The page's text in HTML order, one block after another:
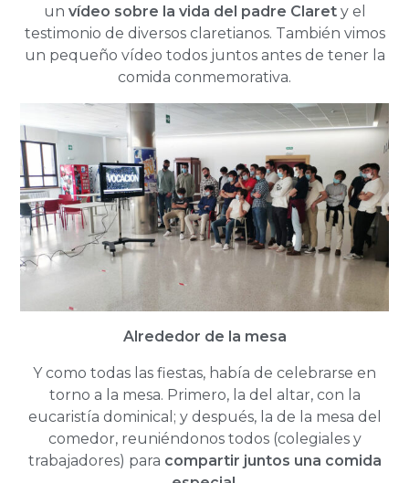
un vídeo sobre la vida del padre Clarety el
testimonio de diversos claretianos. También vimos
un pequeño vídeo todos juntos antes de tener la
comida conmemorativa.
Alrededor de la mesa
Y como todas las fiestas, había de celebrarse en
torno a la mesa. Primero, la del altar, con la
eucaristía dominical; y después, la de la mesa del
comedor, reuniéndonos todos (colegiales y
trabajadores) para compartir juntos una comida